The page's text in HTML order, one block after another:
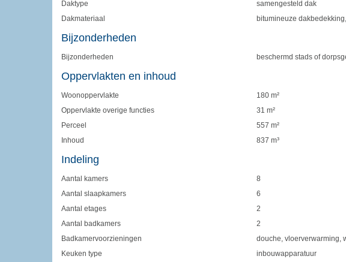
Daktype
samengesteld dak
Dakmateriaal
bitumineuze
Bijzonderheden
Bijzonderheden beschermd stads of
Oppervlakten en inhoud
Woonoppervlakte
180 m²
Oppervlakte overige functies
31 m²
Perceel
557 m²
Inhoud
837 m³
Indeling
Aantal kamers
8
Aantal slaapkamers
6
Aantal etages
2
Aantal badkamers
2
Badkamervoorzieningen
douche, vloerverwarming,
Keuken type
inbouwapparatuur